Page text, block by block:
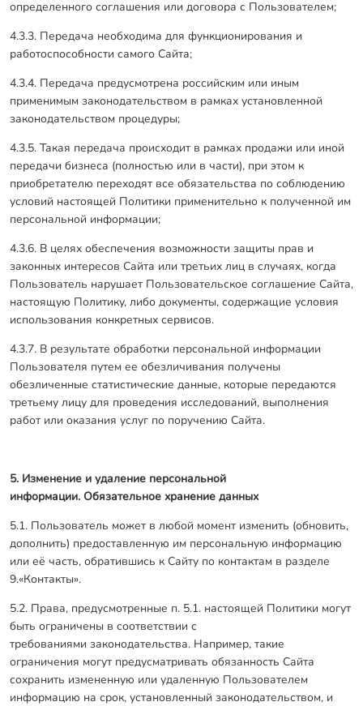
определенного соглашения или договора с Пользователем;
4.3.3. Передача необходима для функционирования и
работоспособности самого Сайта;
4.3.4. Передача предусмотрена российским или иным
применимым законодательством в рамках установленной
законодательством процедуры;
4.3.5. Такая передача происходит в рамках продажи или иной
передачи бизнеса (полностью или в части), при этом к
приобретателю переходят все обязательства по соблюдению
условий настоящей Политики применительно к полученной им
персональной информации;
4.3.6. В целях обеспечения возможности защиты прав и
законных интересов Сайта или третьих лиц в случаях, когда
Пользователь нарушает Пользовательское соглашение Сайта,
настоящую Политику, либо документы, содержащие условия
использования конкретных сервисов.
4.3.7. В результате обработки персональной информации
Пользователя путем ее обезличивания получены
обезличенные статистические данные, которые передаются
третьему лицу для проведения исследований, выполнения
работ или оказания услуг по поручению Сайта.
5. Изменение и удаление персональной
информации. Обязательное хранение данных
5.1. Пользователь может в любой момент изменить (обновить,
дополнить) предоставленную им персональную информацию
или её часть, обратившись к Сайту по контактам в разделе
9.«Контакты».
5.2. Права, предусмотренные п. 5.1. настоящей Политики могут
быть ограничены в соответствии с
требованиями законодательства. Например, такие
ограничения могут предусматривать обязанность Сайта
сохранить измененную или удаленную Пользователем
информацию на срок, установленный законодательством, и